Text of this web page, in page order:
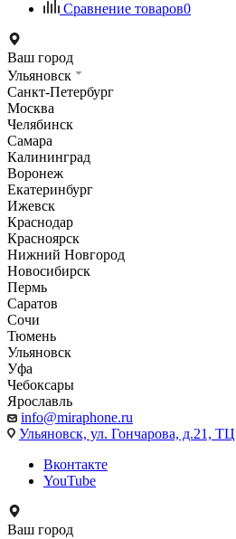
Сравнение товаров0
Ваш город
Ульяновск
Санкт-Петербург
Москва
Челябинск
Самара
Калининград
Воронеж
Екатеринбург
Ижевск
Краснодар
Красноярск
Нижний Новгород
Новосибирск
Пермь
Саратов
Сочи
Тюмень
Ульяновск
Уфа
Чебоксары
Ярославль
info@miraphone.ru
Ульяновск, ул. Гончарова, д.21,
Вконтакте
YouTube
Ваш город